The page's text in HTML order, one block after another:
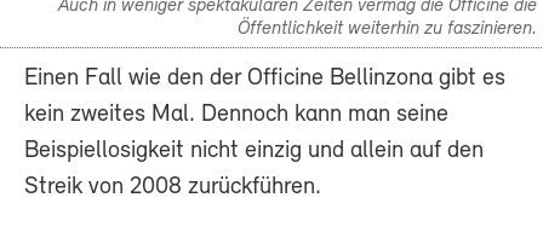
Auch in weniger spektakulären Zeiten vermag die Officine die
Öffentlichkeit weiterhin zu faszinieren.
Einen Fall wie den der Officine Bellinzona gibt es
kein zweites Mal. Dennoch kann man seine
Beispiellosigkeit nicht einzig und allein auf den
Streik von 2008 zurückführen.